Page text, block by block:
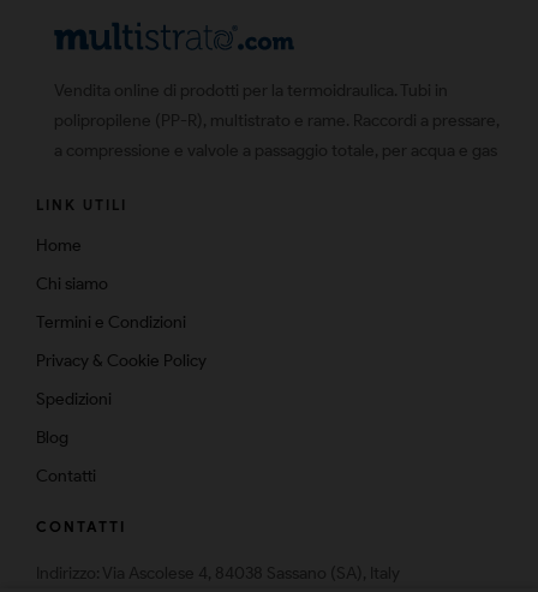
LINK UTILI
Home
Chi siamo
Termini e Condizioni
Privacy & Cookie Policy
Spedizioni
Blog
Contatti
CONTATTI